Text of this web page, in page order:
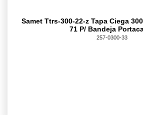
Samet Ttrs-300-22-z Tapa Ciega
71 P/ Bandeja
257-0300-33